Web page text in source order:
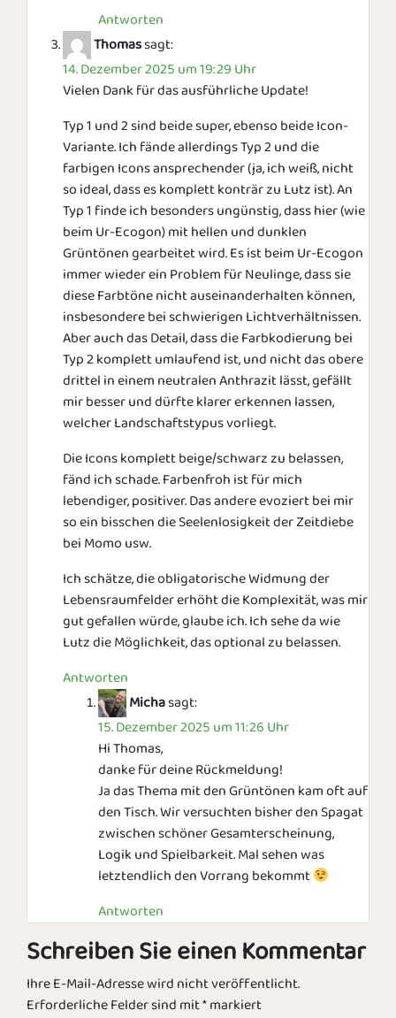
Antworten
Thomassagt:
14. Dezember 2025 um 19:29 Uhr
Vielen Dank für das ausführliche Update!
Typ 1 und 2 sind beide super, ebenso beide Icon-
Variante. Ich fände allerdings Typ 2 und die
farbigen Icons ansprechender (ja, ich weiß, nicht
so ideal, dass es komplett konträr zu Lutz ist). An
Typ 1 finde ich besonders ungünstig, dass hier (wie
beim Ur-Ecogon) mit hellen und dunklen
Grüntönen gearbeitet wird. Es ist beim Ur-Ecogon
immer wieder ein Problem für Neulinge, dass sie
diese Farbtöne nicht auseinanderhalten können,
insbesondere bei schwierigen Lichtverhältnissen.
Aber auch das Detail, dass die Farbkodierung bei
Typ 2 komplett umlaufend ist, und nicht das obere
drittel in einem neutralen Anthrazit lässt, gefällt
mir besser und dürfte klarer erkennen lassen,
welcher Landschaftstypus vorliegt.
Die Icons komplett beige/schwarz zu belassen,
fänd ich schade. Farbenfroh ist für mich
lebendiger, positiver. Das andere evoziert bei mir
so ein bisschen die Seelenlosigkeit der Zeitdiebe
bei Momo usw.
Ich schätze, die obligatorische Widmung der
Lebensraumfelder erhöht die Komplexität, was mir
gut gefallen würde, glaube ich. Ich sehe da wie
Lutz die Möglichkeit, das optional zu belassen.
Antworten
Michasagt:
15. Dezember 2025 um 11:26 Uhr
Hi Thomas,
danke für deine Rückmeldung!
Ja das Thema mit den Grüntönen kam oft auf
den Tisch. Wir versuchten bisher den Spagat
zwischen schöner Gesamterscheinung,
Logik und Spielbarkeit. Mal sehen was
letztendlich den Vorrang bekommt
Antworten
Schreiben Sie einen Kommentar
Ihre E-Mail-Adresse wird nicht veröffentlicht.
Erforderliche Felder sind mit*markiert